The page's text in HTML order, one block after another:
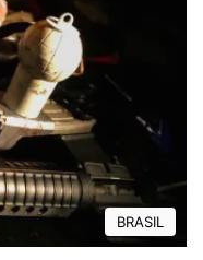
BRASIL